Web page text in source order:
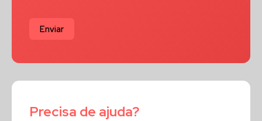
Enviar
Precisa de ajuda?